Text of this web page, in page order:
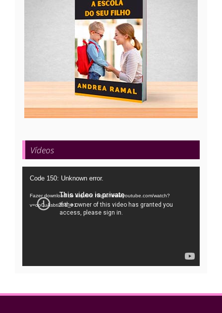
Vídeos
Tocador
vídeo
Code 150: Unknown error.
Fazer download do arquivo: https://www.youtube.com/watch?
v=oo0uAsbti28&_=1